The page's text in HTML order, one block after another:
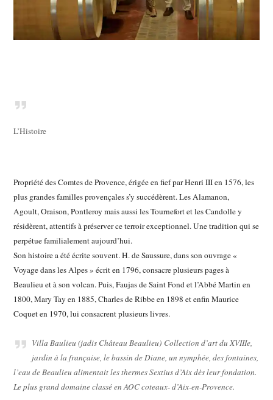
L’Histoire
Propriété des Comtes de Provence, érigée en fief par Henri III en 1576, les
plus grandes familles provençales s’y succédèrent. Les Alamanon,
Agoult, Oraison, Pontleroy mais aussi les Tournefort et les Candolle y
résidèrent, attentifs à préserver ce terroir exceptionnel. Une tradition qui se
perpétue familialement aujourd’hui.
Son histoire a été écrite souvent. H. de Saussure, dans son ouvrage «
Voyage dans les Alpes » écrit en 1796, consacre plusieurs pages à
Beaulieu et à son volcan. Puis, Faujas de Saint Fond et l’Abbé Martin en
1800, Mary Tay en 1885, Charles de Ribbe en 1898 et enfin Maurice
Coquet en 1970, lui consacrent plusieurs livres.
Villa Baulieu (jadis Château Beaulieu) Collection d’art du XVIIIe,
jardin à la française, le bassin de Diane, un nymphée, des fontaines,
l’eau de Beaulieu alimentait les thermes Sextius d’Aix dès leur fondation.
Le plus grand domaine classé en AOC coteaux- d’Aix-en-Provence.